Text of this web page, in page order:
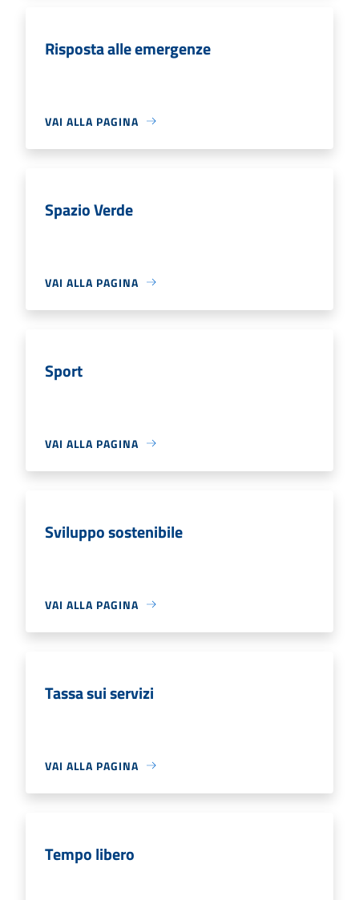
Risposta alle emergenze
VAI ALLA PAGINA
Spazio Verde
VAI ALLA PAGINA
Sport
VAI ALLA PAGINA
Sviluppo sostenibile
VAI ALLA PAGINA
Tassa sui servizi
VAI ALLA PAGINA
Tempo libero